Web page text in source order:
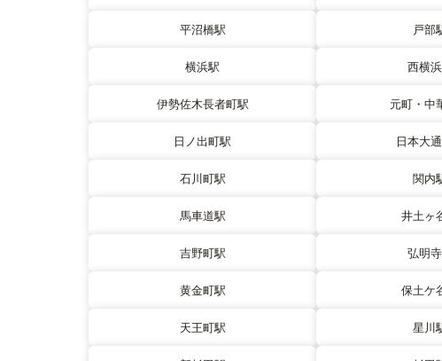
平沼橋駅 戸部
横浜駅 西横
伊勢佐木長者町駅 元町・中
日ノ出町駅 日本大
石川町駅 関内
馬車道駅 井土ヶ
吉野町駅 弘明
黄金町駅 保土ケ
天王町駅 星川